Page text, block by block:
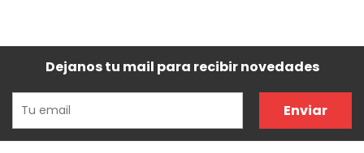
Dejanos tu mail para recibir novedades
Enviar